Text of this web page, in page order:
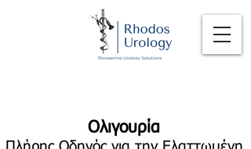
Ολιγουρία